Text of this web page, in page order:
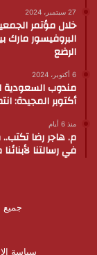
27 سبتمبر، 2024
خلال مؤتمر
البروفيسور
الرضع
6 أكتوبر، 2024
مندوب السعودية
أكتوبر المجيدة:
منذ 6 أيام
م. هاجر رضا
في رسالتنا
سياسة